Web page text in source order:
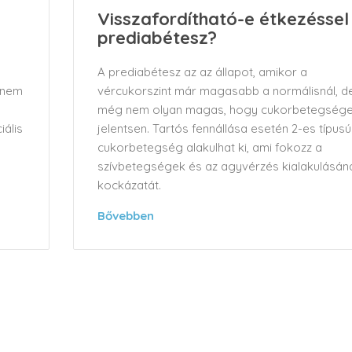
Visszafordítható-e
prediabétesz?
A prediabétesz az az állapot, amikor a
vércukorszint már magasabb a normálisnál,
még nem olyan magas, hogy
jelentsen. Tartós fennállása esetén 2-es típusú
cukorbetegség alakulhat ki, ami fokozz a
szívbetegségek és az agyvérzés
kockázatát.
Bővebben